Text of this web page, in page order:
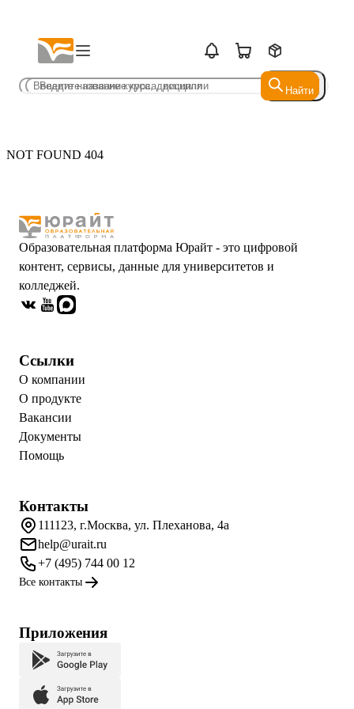
Найти
Найти
NOT FOUND 404
Образовательная платформа Юрайт - это цифровой
контент, сервисы, данные для университетов и
колледжей.
Ссылки
О компании
О продукте
Вакансии
Документы
Помощь
Контакты
111123, г.Москва, ул. Плеханова, 4а
help@urait.ru
+7 (495) 744 00 12
Все контакты
Приложения